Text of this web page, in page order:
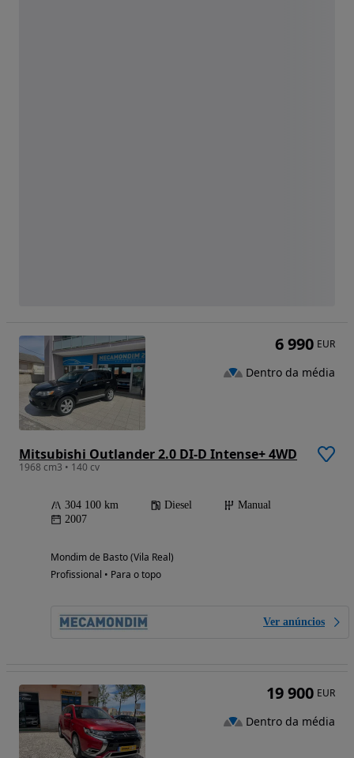
Mitsubishi Outlander 2.0 DI-D Intense+ 4WD
1968 cm3 • 140 cv
304 100 km Diesel
Manual
2007
Mondim de Basto (Vila Real)
Profissional • Para o topo
Ver anúncios
6 990 EUR
Dentro da média
19 900 EUR
Dentro da média